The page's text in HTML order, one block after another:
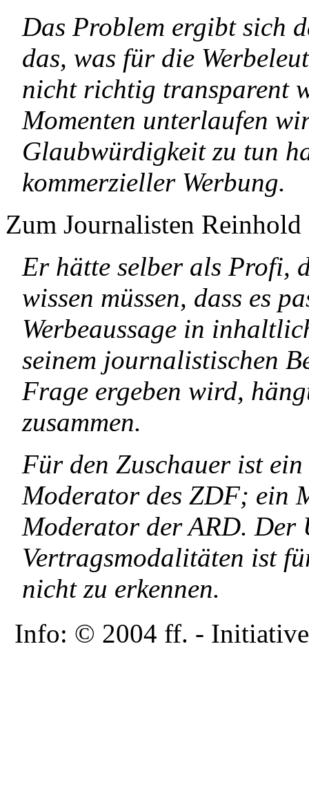
Das Problem ergibt sich
das, was für die
nicht richtig transparent
Momenten unterlaufen
Glaubwürdigkeit zu tun
kommerzieller Werbung.
Zum Journalisten Reinhold
Er hätte selber als Profi,
wissen müssen, dass es
Werbeaussage in
seinem journalistischen
Frage ergeben wird,
zusammen.
Für den Zuschauer ist
Moderator des ZDF; ein
Moderator der ARD. Der
Vertragsmodalitäten ist
nicht zu erkennen.
Info: © 2004 ff. -